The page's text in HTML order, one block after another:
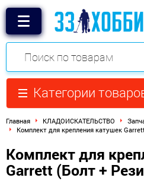
Категории
Главная КЛАДОИСКАТЕЛЬСТВО
Комплект для крепления катушек
Комплект для
Garrett (Болт +